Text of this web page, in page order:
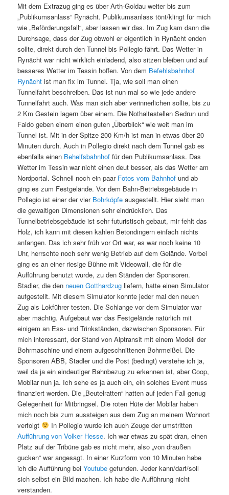
Mit dem Extrazug ging es über Arth-Goldau weiter bis zum
„Publikumsanlass“ Rynächt. Publikumsanlass tönt/klingt für mich
wie „Beförderungsfall“, aber lassen wir das. Im Zug kam dann die
Durchsage, dass der Zug obwohl er eigentlich in Rynächt enden
sollte, direkt durch den Tunnel bis Pollegio fährt. Das Wetter in
Rynächt war nicht wirklich einladend, also sitzen bleiben und auf
besseres Wetter im Tessin hoffen. Von dem Befehlsbahnhof
Rynächt ist man fix im Tunnel. Tja, wie soll man einen
Tunnelfahrt beschreiben. Das ist nun mal so wie jede andere
Tunnelfahrt auch. Was man sich aber verinnerlichen sollte, bis zu
2 Km Gestein lagern über einem. Die Nothaltestellen Sedrun und
Faido geben einem einen guten „Überblick“ wie weit man im
Tunnel ist. Mit in der Spitze 200 Km/h ist man in etwas über 20
Minuten durch. Auch in Pollegio direkt nach dem Tunnel gab es
ebenfalls einen Behelfsbahnhof für den Publikumsanlass. Das
Wetter im Tessin war nicht einen deut besser, als das Wetter am
Nordportal. Schnell noch ein paar Fotos vom Bahnhof und ab
ging es zum Festgelände. Vor dem Bahn-Betriebsgebäude in
Pollegio ist einer der vier Bohrköpfe ausgestellt. Hier sieht man
die gewaltigen Dimensionen sehr eindrücklich. Das
Tunnelbetriebsgebäude ist sehr futuristisch gebaut, mir fehlt das
Holz, ich kann mit diesen kahlen Betondingern einfach nichts
anfangen. Das ich sehr früh vor Ort war, es war noch keine 10
Uhr, herrschte noch sehr wenig Betrieb auf dem Gelände. Vorbei
ging es an einer riesige Bühne mit Videowall, die für die
Aufführung benutzt wurde, zu den Ständen der Sponsoren.
Stadler, die den neuen Gotthardzug liefern, hatte einen Simulator
aufgestellt. Mit diesem Simulator konnte jeder mal den neuen
Zug als Lokführer testen. Die Schlange vor dem Simulator war
aber mächtig. Aufgebaut war das Festgelände natürlich mit
einigem an Ess- und Trinkständen, dazwischen Sponsoren. Für
mich interessant, der Stand von Alptransit mit einem Modell der
Bohrmaschine und einem aufgeschnittenen Bohrmeißel. Die
Sponsoren ABB, Stadler und die Post (bedingt) verstehe ich ja,
weil da ja ein eindeutiger Bahnbezug zu erkennen ist, aber Coop,
Mobilar nun ja. Ich sehe es ja auch ein, ein solches Event muss
finanziert werden. Die „Beutelratten“ hatten auf jeden Fall genug
Gelegenheit für Mitbringsel. Die roten Hüte der Mobilar haben
mich noch bis zum aussteigen aus dem Zug an meinem Wohnort
verfolgt
In Pollegio wurde ich auch Zeuge der umstritten
Aufführung von Volker Hesse. Ich war etwas zu spät dran, einen
Platz auf der Tribüne gab es nicht mehr, also „von draußen
gucken“ war angesagt. In einer Kurzform von 10 Minuten habe
ich die Aufführung beiYoutube gefunden. Jeder kann/darf/soll
sich selbst ein Bild machen. Ich habe die Aufführung nicht
verstanden.